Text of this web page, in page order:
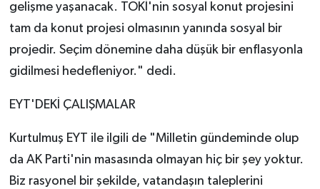
gelişme yaşanacak. TOKİ'nin sosyal konut projesini
tam da konut projesi olmasının yanında sosyal bir
projedir. Seçim dönemine daha düşük bir enflasyonla
gidilmesi hedefleniyor." dedi.
EYT'DEKİ ÇALIŞMALAR
Kurtulmuş EYT ile ilgili de "Milletin gündeminde olup
da AK Parti'nin masasında olmayan hiç bir şey yoktur.
Biz rasyonel bir şekilde, vatandaşın taleplerini